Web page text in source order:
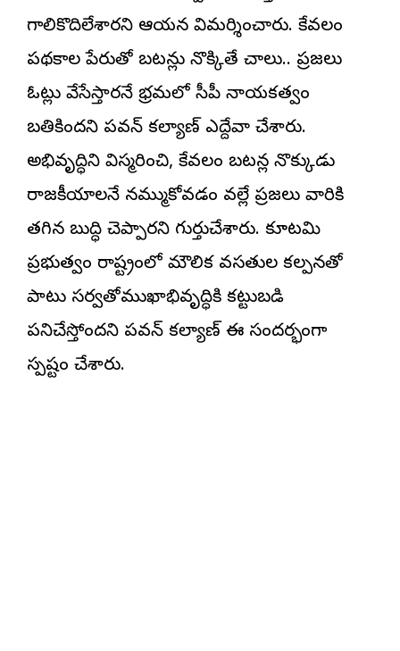
గాలికొదిలేశారని ఆయన విమర్శించారు. కేవలం
పథకాల పేరుతో బటన్లు నొక్కితే చాలు.. ప్రజలు
ఓట్లు వేసేస్తారనే భ్రమలో వైసీపీ నాయకత్వం
బతికిందని పవన్ కల్యాణ్ ఎద్దేవా చేశారు.
అభివృద్ధిని విస్మరించి, కేవలం బటన్ల నొక్కుడు
రాజకీయాలనే నమ్ముకోవడం వల్లే ప్రజలు వారికి
తగిన బుద్ధి చెప్పారని గుర్తుచేశారు. కూటమి
ప్రభుత్వం రాష్ట్రంలో మౌలిక వసతుల కల్పనతో
పాటు సర్వతోముఖాభివృద్ధికి కట్టుబడి
పనిచేస్తోందని పవన్ కల్యాణ్ ఈ సందర్భంగా
స్పష్టం చేశారు.